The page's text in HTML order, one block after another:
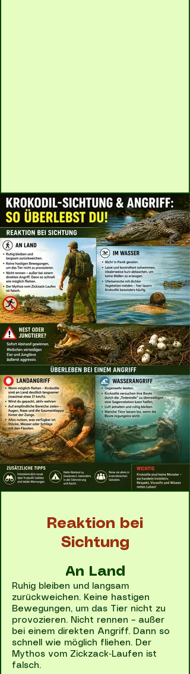
Reaktion bei
Sichtung
An Land
Ruhig bleiben und langsam
zurückweichen. Keine hastigen
Bewegungen, um das Tier nicht zu
provozieren. Nicht rennen – außer
bei einem direkten Angriff. Dann so
schnell wie möglich fliehen. Der
Mythos vom Zickzack‑Laufen ist
falsch.